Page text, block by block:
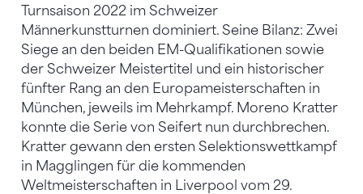
Turnsaison 2022 im Schweizer
Männerkunstturnen dominiert. Seine Bilanz: Zwei
Siege an den beiden EM-Qualifikationen sowie
der Schweizer Meistertitel und ein historischer
fünfter Rang an den Europameisterschaften in
München, jeweils im Mehrkampf. Moreno Kratter
konnte die Serie von Seifert nun durchbrechen.
Kratter gewann den ersten Selektionswettkampf
in Magglingen für die kommenden
Weltmeisterschaften in Liverpool vom 29.